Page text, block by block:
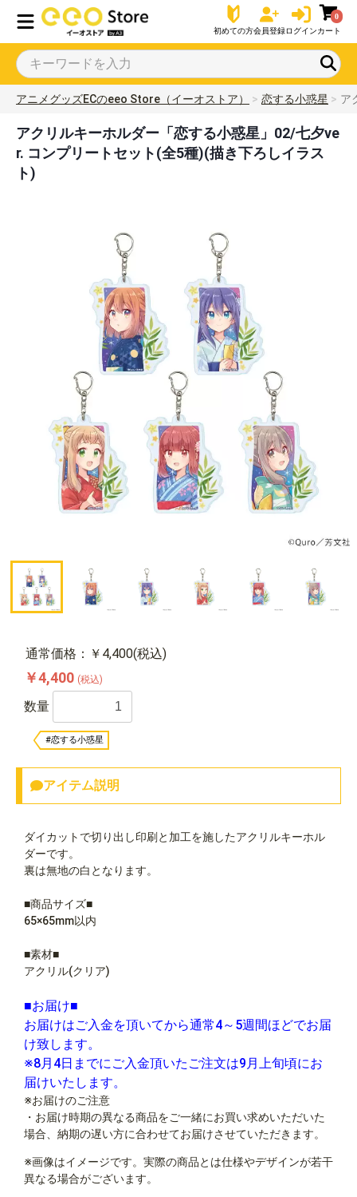
初めての方会員登録ログイン
0
カート
アニメグッズECのeeo Store（イーオストア） 恋する小惑星 ア
アクリルキーホルダー「恋する小惑星」02/七夕ve
r. コンプリートセット(全5種)(描き下ろしイラス
ト)
通常価格：￥4,400(税込)
￥4,400 (税込)
数量
#恋する小惑星
アイテム説明
ダイカットで切り出し印刷と加工を施したアクリルキーホル
ダーです。
裏は無地の白となります。
■商品サイズ■
65×65mm以内
■素材■
アクリル(クリア)
■お届け■
お届けはご入金を頂いてから通常4～5週間ほどでお届
け致します。
※8月4日までにご入金頂いたご注文は9月上旬頃にお
届けいたします。
※お届けのご注意
・お届け時期の異なる商品をご一緒にお買い求めいただいた
場合、納期の遅い方に合わせてお届けさせていただきます。
※画像はイメージです。実際の商品とは仕様やデザインが若干
異なる場合がございます。